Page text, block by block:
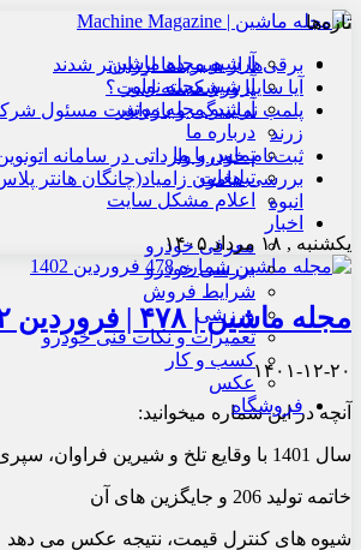
آرشیو مجله ماشین
آرشیو مجله نوآور
آرشیو مجله موتور
درباره ما
تماس با ما
تبلیغات
اعلام مشکل سایت
اخبار
معرفی خودرو
بررسی خودرو
شرایط فروش
ورزشی
تعمیرات و نکات فنی خودرو
کسب و کار
عکس
فروشگاه
تازه‌ها
برقی‌ها از هیبریدها ارزان‌تر شدند
آیا سایپا ورشکسته است؟
پلمب نمایندگی و بازداشت مسئول
زرند
ثبت‌نام خودرو وارداتی در سامانه
بررسی هامون زامیاد(چانگان هانتر
انبوه
یکشنبه , ۱۸ مرداد ۱۴۰۵
مجله ماشین | ۴۷۸ | فروردین ۱۴۰۲
۱۴۰۱-۱۲-۲۰
آنچه در این شماره می‏خوانید:
سال 1401 با وقایع تلخ و شیرین فراوان، سپری شد
خاتمه تولید 206 و جایگزین های آن
شیوه های کنترل قیمت، نتیجه عکس می دهد